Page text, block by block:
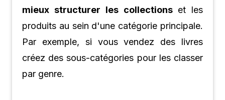
mieux structurer les collections et les
produits au sein d'une catégorie principale.
Par exemple, si vous vendez des livres
créez des sous-catégories pour les classer
par genre.